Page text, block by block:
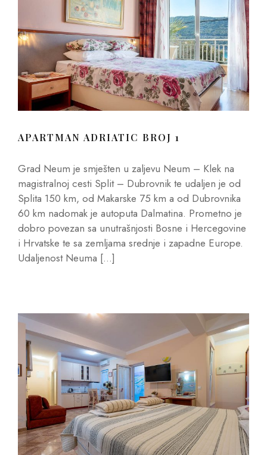
APARTMAN ADRIATIC BROJ 1
Grad Neum je smješten u zaljevu Neum – Klek na
magistralnoj cesti Split – Dubrovnik te udaljen je od
Splita 150 km, od Makarske 75 km a od Dubrovnika
60 km nadomak je autoputa Dalmatina. Prometno je
dobro povezan sa unutrašnjosti Bosne i Hercegovine
i Hrvatske te sa zemljama srednje i zapadne Europe.
Udaljenost Neuma […]